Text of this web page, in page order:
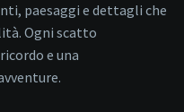
paesaggi e dettagli che
Ogni scatto
e una